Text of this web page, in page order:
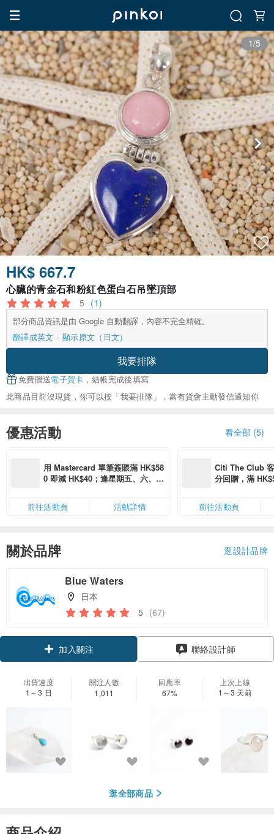
1/5
HK$ 667.7
心臟的青金石和粉紅色蛋白石吊墜頂部
5 (1)
部分商品資訊是由 Google 自動翻譯，內容不完全精確。
翻譯成英文
顯示原文（日文）
我要排隊
免費贈送電子賀卡 ，結帳完成後填寫
此商品目前沒現貨，你可以按「我要排隊」，當有貨會主動發信通知你
優惠活動 看全部 (5)
用 Mastercard 單筆簽賬滿 HK$58
0 即減 HK$40；逢星期五、六、日
限，額滿即止，僅限「常用信用
卡」結帳）
前往活動頁 活動詳情
Citi The Club
分回贈，滿
前往活動頁
關於品牌 逛設計品牌
Blue Waters
日本
5 (67)
加入關注 聯絡設計師
出貨速度
1～3 日
關注人數
1,011
回應率
67%
上次上線
1～3 天前
逛全部商品